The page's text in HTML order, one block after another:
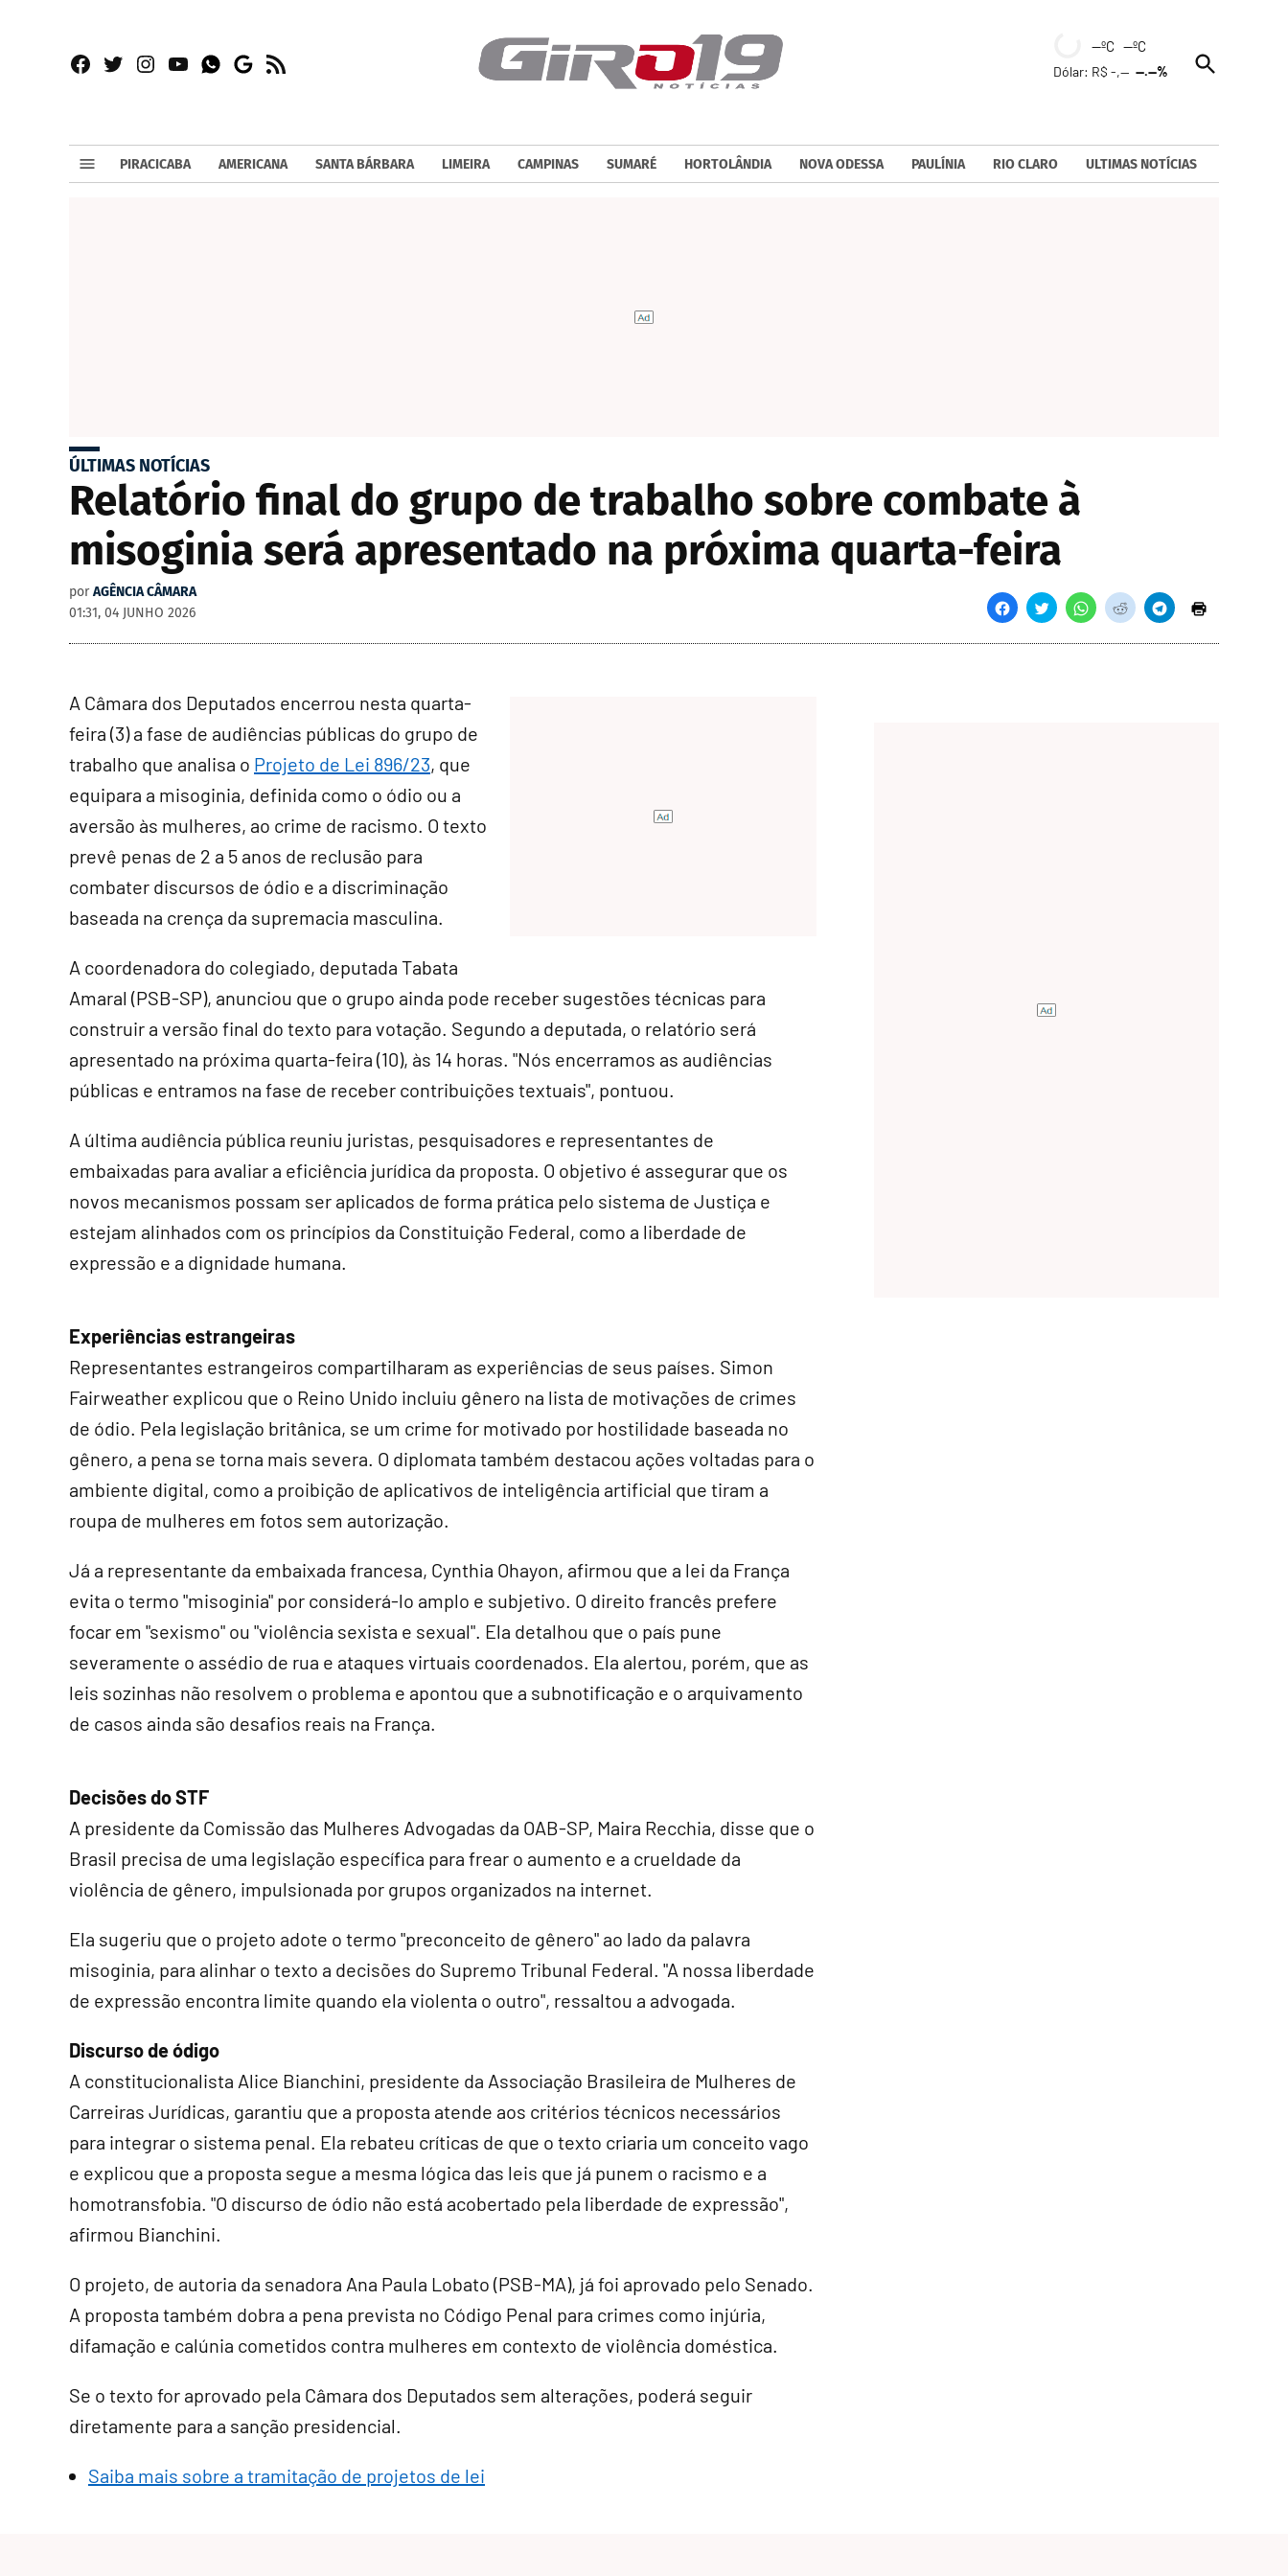
Facebook
TwitterInstagram
YouTubeWhatsapp
Google
RSS
--ºC --ºC
Dólar: R$ -,----.--%
Open
Search
PIRACICABA AMERICANA SANTA BÁRBARA LIMEIRA CAMPINAS SUMARÉ HORTOLÂNDIA NOVA ODESSA PAULÍNIA RIO CLARO ULTIMAS NOTÍCIAS
ÚLTIMAS NOTÍCIAS
Relatório final do grupo de trabalho sobre combate à
misoginia será apresentado na próxima quarta-feira
por AGÊNCIA CÂMARA
01:31, 04 JUNHO 2026
A Câmara dos Deputados encerrou nesta quarta-
feira (3) a fase de audiências públicas do grupo de
trabalho que analisa o Projeto de Lei 896/23, que
equipara a misoginia, definida como o ódio ou a
aversão às mulheres, ao crime de racismo. O texto
prevê penas de 2 a 5 anos de reclusão para
combater discursos de ódio e a discriminação
baseada na crença da supremacia masculina.
A coordenadora do colegiado, deputada Tabata
Amaral (PSB-SP), anunciou que o grupo ainda pode receber sugestões técnicas para
construir a versão final do texto para votação. Segundo a deputada, o relatório será
apresentado na próxima quarta-feira (10), às 14 horas. "Nós encerramos as audiências
públicas e entramos na fase de receber contribuições textuais", pontuou.
A última audiência pública reuniu juristas, pesquisadores e representantes de
embaixadas para avaliar a eficiência jurídica da proposta. O objetivo é assegurar que os
novos mecanismos possam ser aplicados de forma prática pelo sistema de Justiça e
estejam alinhados com os princípios da Constituição Federal, como a liberdade de
expressão e a dignidade humana.
Experiências estrangeiras
Representantes estrangeiros compartilharam as experiências de seus países. Simon
Fairweather explicou que o Reino Unido incluiu gênero na lista de motivações de crimes
de ódio. Pela legislação britânica, se um crime for motivado por hostilidade baseada no
gênero, a pena se torna mais severa. O diplomata também destacou ações voltadas para o
ambiente digital, como a proibição de aplicativos de inteligência artificial que tiram a
roupa de mulheres em fotos sem autorização.
Já a representante da embaixada francesa, Cynthia Ohayon, afirmou que a lei da França
evita o termo "misoginia" por considerá-lo amplo e subjetivo. O direito francês prefere
focar em "sexismo" ou "violência sexista e sexual". Ela detalhou que o país pune
severamente o assédio de rua e ataques virtuais coordenados. Ela alertou, porém, que as
leis sozinhas não resolvem o problema e apontou que a subnotificação e o arquivamento
de casos ainda são desafios reais na França.
Decisões do STF
A presidente da Comissão das Mulheres Advogadas da OAB-SP, Maira Recchia, disse que o
Brasil precisa de uma legislação específica para frear o aumento e a crueldade da
violência de gênero, impulsionada por grupos organizados na internet.
Ela sugeriu que o projeto adote o termo "preconceito de gênero" ao lado da palavra
misoginia, para alinhar o texto a decisões do Supremo Tribunal Federal. "A nossa liberdade
de expressão encontra limite quando ela violenta o outro", ressaltou a advogada.
Discurso de ódigo
A constitucionalista Alice Bianchini, presidente da Associação Brasileira de Mulheres de
Carreiras Jurídicas, garantiu que a proposta atende aos critérios técnicos necessários
para integrar o sistema penal. Ela rebateu críticas de que o texto criaria um conceito vago
e explicou que a proposta segue a mesma lógica das leis que já punem o racismo e a
homotransfobia. "O discurso de ódio não está acobertado pela liberdade de expressão",
afirmou Bianchini.
O projeto, de autoria da senadora Ana Paula Lobato (PSB-MA), já foi aprovado pelo Senado.
A proposta também dobra a pena prevista no Código Penal para crimes como injúria,
difamação e calúnia cometidos contra mulheres em contexto de violência doméstica.
Se o texto for aprovado pela Câmara dos Deputados sem alterações, poderá seguir
diretamente para a sanção presidencial.
Saiba mais sobre a tramitação de projetos de lei